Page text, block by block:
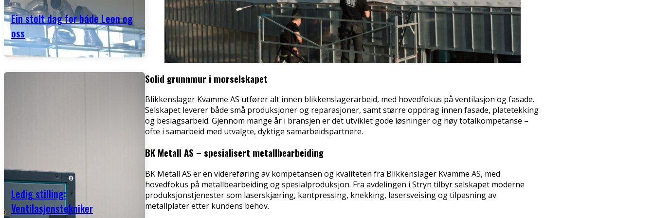
Ein stolt dag for både Leon og
oss
Ledig stilling:
Ventilasjonstekniker
Solid grunnmur i morselskapet
Blikkenslager Kvamme AS utfører alt innen blikkenslagerarbeid, med hovedfokus på ventilasjon og fasade.
Selskapet leverer både små produksjoner og reparasjoner, samt større oppdrag innen fasade, platetekking
og beslagsarbeid. Gjennom mange år i bransjen er det utviklet gode løsninger og høy totalkompetanse –
ofte i samarbeid med utvalgte, dyktige samarbeidspartnere.
BK Metall AS – spesialisert metallbearbeiding
BK Metall AS er en videreføring av kompetansen og kvaliteten fra Blikkenslager Kvamme AS, med
hovedfokus på metallbearbeiding og spesialproduksjon. Fra avdelingen i Stryn tilbyr selskapet moderne
produksjonstjenester som laserskjæring, kantpressing, knekking, lasersveising og tilpasning av
metallplater etter kundens behov.